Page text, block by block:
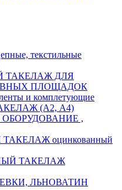
текстильные
ДЛЯ
ПЛОЩАДОК
и комплетующие
(А2, А4)
,
оцинкованный
ТАКЕЛАЖ
ЛЬНОВАТИН